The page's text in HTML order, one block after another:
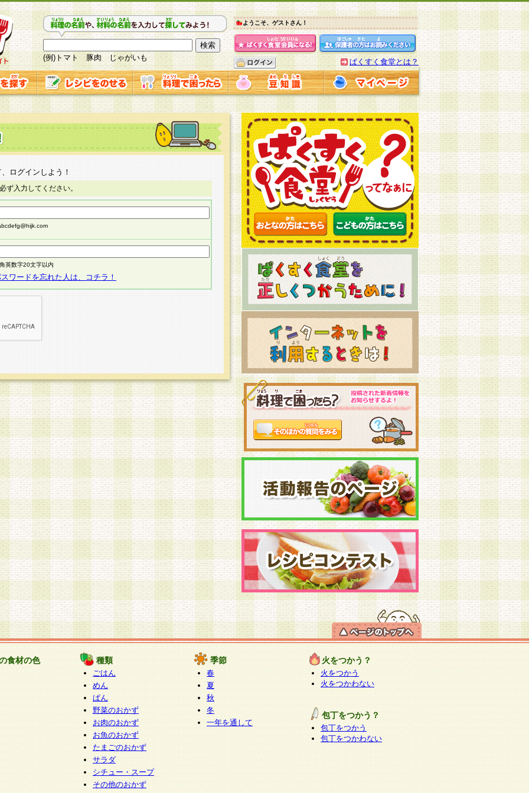
(例)トマト 豚肉 じゃがいも
ようこそ、ゲストさん！
ぱくすく食堂とは？
ログインしよう！
ず入力してください。
英数字20文字以内
ワードを忘れた人は、コチラ！
食材の色 種類
ごはん
めん
ぱん
野菜のおかず
お肉のおかず
お魚のおかず
たまごのおかず
サラダ
シチュー・スープ
その他のおかず
季節
春
夏
秋
冬
一年を通して
火をつかう？
火をつかう
火をつかわない
包丁をつかう？
包丁をつかう
包丁をつかわない